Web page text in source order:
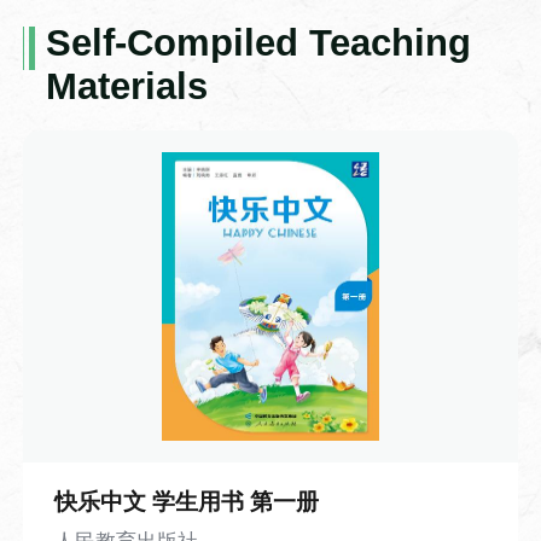
Class Hours
2 Class Hours
Teaching Materials
교사 지정 교재
Introduction to the Course
이 수업은 중국 전통 문화와 서예에 관한 지
식 및 연습을 강의한다.
制，彻底打破了手抄书籍效率低下、错漏
频发的局限，让知识传播的速度得到了质
的飞跃。但与此同时，雕版印刷的短板也
新版，一旦刻错一字，整块木板便几乎报
废，不仅耗时费料，灵活性也大打折扣。
带着对技术痛点的思考，视频将镜头转向
北宋时期，还原了活字印刷术诞生的趣味
契机。平民工匠毕昇常年从事雕版工作，
一次刻版时不慎刻错一字，耗费多日心血
的版面眼看就要作废，满心无奈之际，他
突然灵光乍现：既然整版雕刻容错率太
低，何不将每个字都做成独立的单字印？
还能拆分重复使用。顺着这个思路，他反
商务汉语-9-你的汉语很好
本视频是《千岛商务汉语·小白篇》系列视
以职场人物对话为载体，学习 “你的汉语很
好” 等核心问句，掌握说汉语、写汉字相关
日常表达。课程重点讲解情态动词“能”，以
及“的”、形容词谓语句的含义与用法。课程
搭配大量例句与互动跟读练习，知识点讲
解通俗易懂，练习形式简单实用。
成语-21-抑扬顿挫
Self-Compiled Teaching
Materials
快乐中文 学生用书 第一册